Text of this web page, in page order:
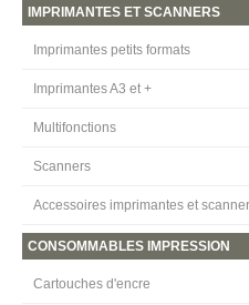
IMPRIMANTES ET SCANNERS
Imprimantes petits formats
Imprimantes A3 et +
Multifonctions
Scanners
Accessoires imprimantes et
CONSOMMABLES IMPRESSION
Cartouches d'encre